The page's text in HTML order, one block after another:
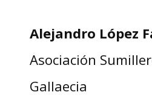
Alejandro López
Asociación
Gallaecia